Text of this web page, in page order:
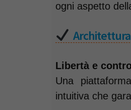
ogni aspetto
Libertà e
Una
intuitiva che